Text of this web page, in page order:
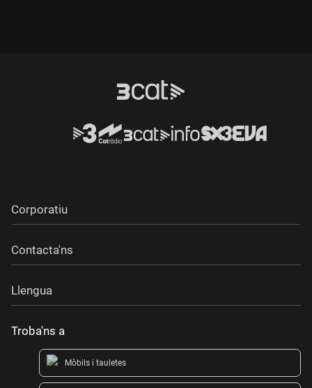
Corporatiu
Contacta'ns
Llengua
Troba'ns a
Mòbils i tauletes